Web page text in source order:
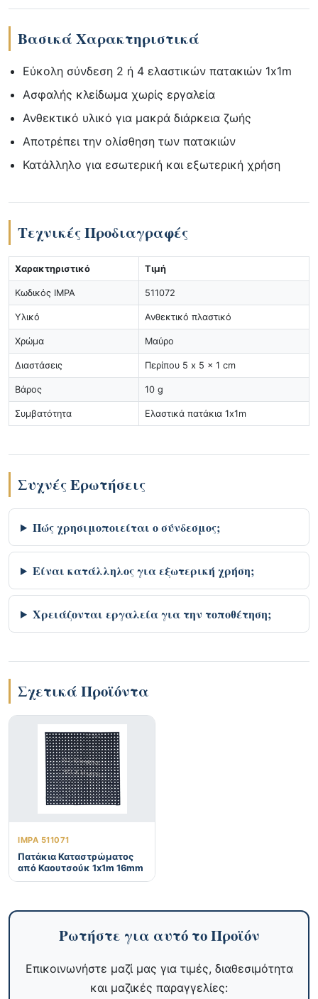
Βασικά Χαρακτηριστικά
Εύκολη σύνδεση 2 ή 4 ελαστικών πατακιών 1x1m
Ασφαλής κλείδωμα χωρίς εργαλεία
Ανθεκτικό υλικό για μακρά διάρκεια ζωής
Αποτρέπει την ολίσθηση των πατακιών
Κατάλληλο για εσωτερική και εξωτερική χρήση
Τεχνικές Προδιαγραφές
Χαρακτηριστικό Τιμή
Κωδικός IMPA 511072
Υλικό Ανθεκτικό πλαστικό
Χρώμα Μαύρο
Διαστάσεις Περίπου 5 x 5 x 1 cm
Βάρος 10 g
Συμβατότητα Ελαστικά πατάκια 1x1m
Συχνές Ερωτήσεις
Πώς χρησιμοποιείται ο σύνδεσμος;
Είναι κατάλληλος για εξωτερική χρήση;
Χρειάζονται εργαλεία για την τοποθέτηση;
Σχετικά Προϊόντα
IMPA 511071
Πατάκια Καταστρώματος
από Καουτσούκ 1x1m 16mm
Ρωτήστε για αυτό το Προϊόν
Επικοινωνήστε μαζί μας για τιμές, διαθεσιμότητα
και μαζικές παραγγελίες: